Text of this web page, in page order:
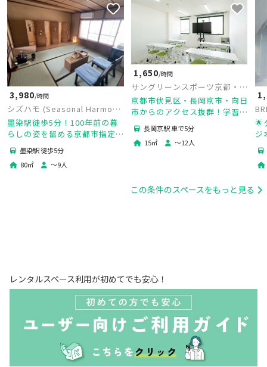
3,980/時間
シズハモ (Seasonal Harmony
Kyoto)
墨染駅徒歩5分！100年前の暮
らしの姿を留める京都市指定の
重要京町家
墨染駅 徒歩5分
80㎡ 〜9人
1,650/時間
サングリーンスポーツ京都・レ
ンタル学習室4F
京都市伏見区・長岡京市・向日
市からのアクセス抜群！学習
室・カルチャースクール・ミー
ティングルームに最適！
長岡京駅 車で5分
15㎡ 〜12人
🌟
ジ
この条件のスペースをもっと見る
レンタルスペース利用が初めてでも安心！